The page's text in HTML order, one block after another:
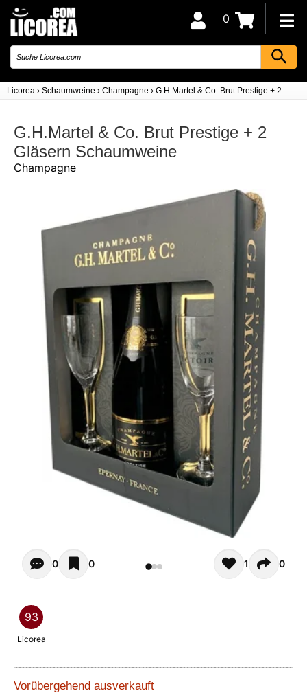
Licorea › Schaumweine › Champagne › G.H.Martel & Co. Brut Prestige + 2
0
G.H.Martel & Co. Brut Prestige + 2
Gläsern Schaumweine
Champagne
Opiniones - Zur Zeit gibt noch keinen Kommentar.
0 0 1 0
93
Licorea
Vorübergehend ausverkauft